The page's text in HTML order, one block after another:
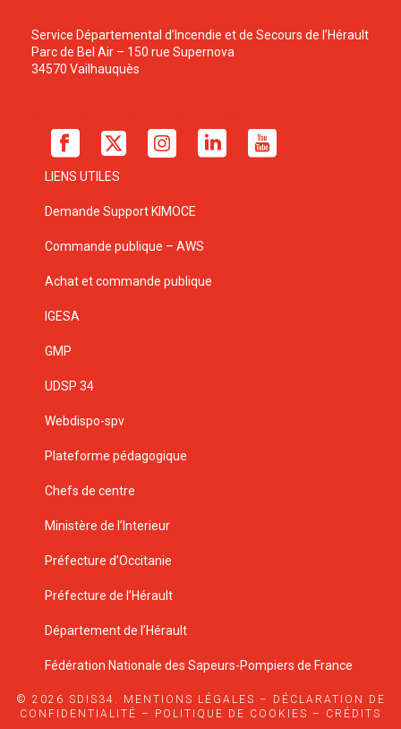
Service Départemental d’Incendie et de Secours de l’Hérault
Parc de Bel Air – 150 rue Supernova
34570 Vailhauquès
LIENS UTILES
Demande Support KIMOCE
Commande publique – AWS
Achat et commande publique
IGESA
GMP
UDSP 34
Webdispo-spv
Plateforme pédagogique
Chefs de centre
Ministère de l’Interieur
Préfecture d’Occitanie
Préfecture de l’Hérault
Département de l’Hérault
Fédération Nationale des Sapeurs-Pompiers de France
© 2026 SDIS34. MENTIONS LÉGALES –
DÉCLARATION DE
CONFIDENTIALITÉ – POLITIQUE DE COOKIES – CRÉDITS